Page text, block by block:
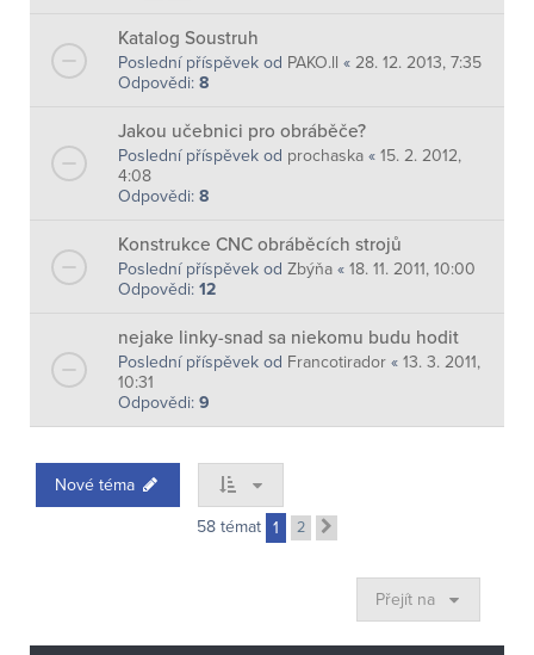
Katalog Soustruh
Poslední příspěvek od PAKO.ll « 28. 12. 2013, 7:35
Odpovědi: 8
Jakou učebnici pro obráběče?
Poslední příspěvek od prochaska « 15. 2. 2012,
4:08
Odpovědi: 8
Konstrukce CNC obráběcích strojů
Poslední příspěvek od Zbýňa « 18. 11. 2011, 10:00
Odpovědi: 12
nejake linky-snad sa niekomu budu hodit
Poslední příspěvek od Francotirador « 13. 3. 2011,
10:31
Odpovědi: 9
Nové téma
58 témat 1 2
Přejít na